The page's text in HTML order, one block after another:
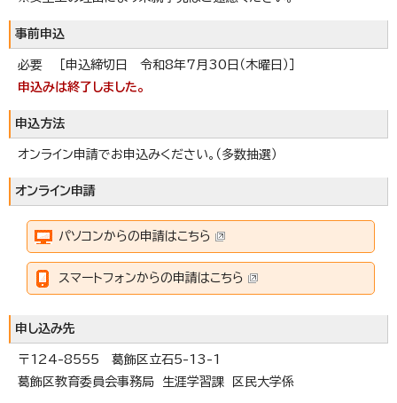
事前申込
必要 ［申込締切日 令和8年7月30日（木曜日）］
申込みは終了しました。
申込方法
オンライン申請でお申込みください。（多数抽選）
オンライン申請
パソコンからの申請はこちら
スマートフォンからの申請はこちら
申し込み先
〒124-8555 葛飾区立石5-13-1
葛飾区教育委員会事務局 生涯学習課 区民大学係